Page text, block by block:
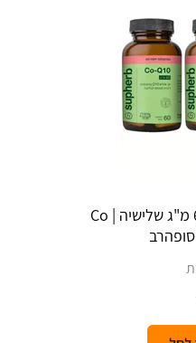
קו-אנזים Q-10 במינון 60 מ"ג שלישיה | Co